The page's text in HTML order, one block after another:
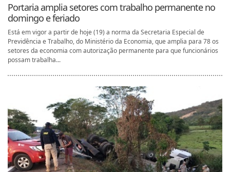
Portaria amplia setores com trabalho permanente no
domingo e feriado
Está em vigor a partir de hoje (19) a norma da Secretaria Especial de
Previdência e Trabalho, do Ministério da Economia, que amplia para 78 os
setores da economia com autorização permanente para que funcionários
possam trabalha...